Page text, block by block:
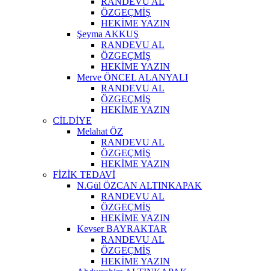
ÖZGEÇMİŞ
HEKİME YAZIN
Şeyma AKKUŞ
RANDEVU AL
ÖZGEÇMİŞ
HEKİME YAZIN
Merve ÖNCEL ALANYALI
RANDEVU AL
ÖZGEÇMİŞ
HEKİME YAZIN
CİLDİYE
Melahat ÖZ
RANDEVU AL
ÖZGEÇMİŞ
HEKİME YAZIN
FİZİK TEDAVİ
N.Gül ÖZCAN ALTINKAPAK
RANDEVU AL
ÖZGEÇMİŞ
HEKİME YAZIN
Kevser BAYRAKTAR
RANDEVU AL
ÖZGEÇMİŞ
HEKİME YAZIN